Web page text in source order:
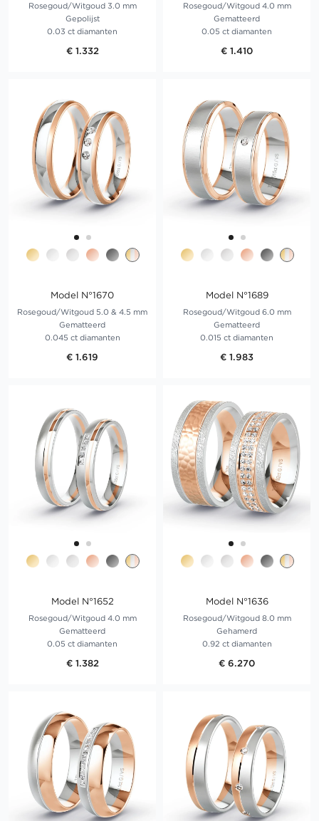
Rosegoud/Witgoud 3.0 mm
Gepolijst
0.03 ct diamanten
€ 1.332
Rosegoud/Witgoud 4.0 mm
Gematteerd
0.05 ct diamanten
€ 1.410
Model N°1670
Rosegoud/Witgoud 5.0 & 4.5 mm
Gematteerd
0.045 ct diamanten
€ 1.619
Model N°1689
Rosegoud/Witgoud 6.0 mm
Gematteerd
0.015 ct diamanten
€ 1.983
Model N°1652
Rosegoud/Witgoud 4.0 mm
Gematteerd
0.05 ct diamanten
€ 1.382
Model N°1636
Rosegoud/Witgoud 8.0 mm
Gehamerd
0.92 ct diamanten
€ 6.270